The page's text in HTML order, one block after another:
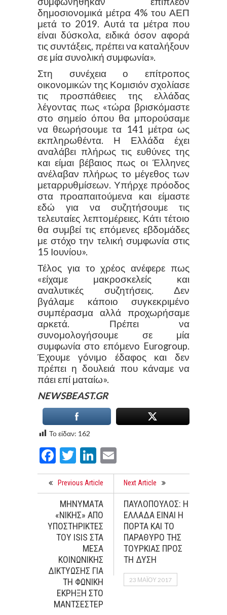
δημοσιονομικά μέτρα 4% του ΑΕΠ
μετά το 2019. Αυτά τα μέτρα που
είναι δύσκολα, ειδικά όσον αφορά
τις συντάξεις, πρέπει να καταλήξουν
σε μία συνολική συμφωνία».
Στη συνέχεια ο επίτροπος
οικονομικών της Κομισιόν σχολίασε
τις προσπάθειες της ελλάδας
λέγοντας πως «τώρα βρισκόμαστε
στο σημείο όπου θα μπορούσαμε
να θεωρήσουμε τα 141 μέτρα ως
εκπληρωθέντα. Η Ελλάδα έχει
αναλάβει πλήρως τις ευθύνες της
και είμαι βέβαιος πως οι Έλληνες
ανέλαβαν πλήρως το μέγεθος των
μεταρρυθμίσεων. Υπήρχε πρόοδος
στα προαπαιτούμενα και είμαστε
εδώ για να συζητήσουμε τις
τελευταίες λεπτομέρειες. Κάτι τέτοιο
θα συμβεί τις επόμενες εβδομάδες
με στόχο την τελική συμφωνία στις
15 Ιουνίου».
Τέλος για το χρέος ανέφερε πως
«είχαμε μακροσκελείς και
αναλυτικές συζητήσεις. Δεν
βγάλαμε κάποιο συγκεκριμένο
συμπέρασμα αλλά προχωρήσαμε
αρκετά. Πρέπει να
συνομολογήσουμε σε μία
συμφωνία στο επόμενο Eurogroup.
Έχουμε γόνιμο έδαφος και δεν
πρέπει η δουλειά που κάναμε να
πάει επί ματαίω».
NEWSBEAST.GR
Το είδαν: 162
Facebook
TwitterLinkedIn
Previous Article
ΜΗΝΥΜΑΤΑ
«ΝΙΚΗΣ» ΑΠΟ
ΥΠΟΣΤΗΡΙΚΤΕΣ
ΤΟΥ ISIS ΣΤΑ
ΜΕΣΑ
ΚΟΙΝΩΝΙΚΗΣ
ΔΙΚΤΥΩΣΗΣ ΓΙΑ
ΤΗ ΦΩΝΙΚΗ
ΕΚΡΗΞΗ ΣΤΟ
ΜΑΝΤΣΕΣΤΕΡ
Next Article
ΠΑΥΛΟΠΟΥΛΟΣ: Η
ΕΛΛΑΔΑ ΕΙΝΑΙ Η
ΠΟΡΤΑ ΚΑΙ ΤΟ
ΠΑΡΑΘΥΡΟ ΤΗΣ
ΤΟΥΡΚΙΑΣ ΠΡΟΣ
ΤΗ ΔΥΣΗ
23 ΜΑΪ́ΟΥ 2017